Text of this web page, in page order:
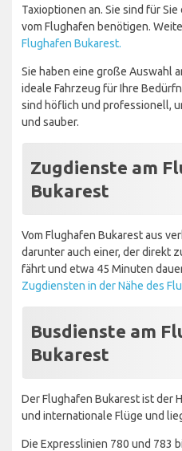
Taxioptionen an. Sie sind für
vom Flughafen benötigen.
Flughafen Bukarest.
Sie haben eine große Auswahl
ideale Fahrzeug für Ihre
sind höflich und professionell,
und sauber.
Zugdienste am
Bukarest
Vom Flughafen Bukarest aus
darunter auch einer, der direkt
fährt und etwa 45 Minuten
Zugdiensten in der Nähe des
Busdienste am
Bukarest
Der Flughafen Bukarest ist der
und internationale Flüge und
Die Expresslinien 780 und 783